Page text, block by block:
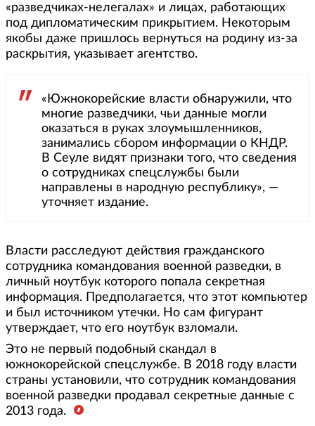
«разведчиках-нелегалах» и лицах, работающих
под дипломатическим прикрытием. Некоторым
якобы даже пришлось вернуться на родину из-за
раскрытия, указывает агентство.
«Южнокорейские власти обнаружили, что
многие разведчики, чьи данные могли
оказаться в руках злоумышленников,
занимались сбором информации о КНДР.
В Сеуле видят признаки того, что сведения
о сотрудниках спецслужбы были
направлены в народную республику», —
уточняет издание.
Власти расследуют действия гражданского
сотрудника командования военной разведки, в
личный ноутбук которого попала секретная
информация. Предполагается, что этот компьютер
и был источником утечки. Но сам фигурант
утверждает, что его ноутбук взломали.
Это не первый подобный скандал в
южнокорейской спецслужбе. В 2018 году власти
страны установили, что сотрудник командования
военной разведки продавал секретные данные с
2013 года.